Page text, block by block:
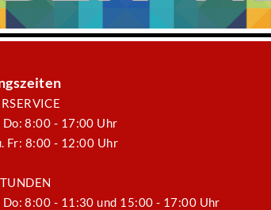
Do: 8:00 - 17:00 Uhr
Fr: 8:00 - 12:00 Uhr
Do: 8:00 - 11:30 und 15:00 - 17:00 Uhr